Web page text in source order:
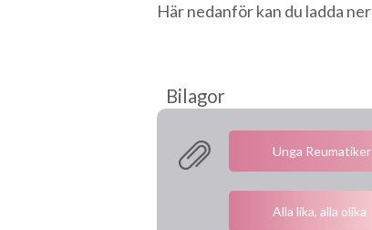
Här nedanför kan du ladda
Unga
Alla lika, alla olika